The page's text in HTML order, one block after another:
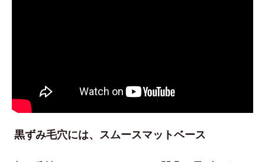
黒ずみ毛穴には、スムースマットベース